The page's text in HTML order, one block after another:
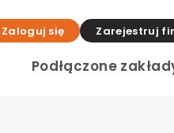
Zaloguj się Zarejestruj
Podłączone